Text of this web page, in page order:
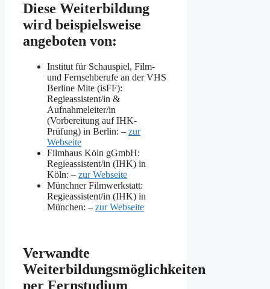
Diese Weiterbildung
wird beispielsweise
angeboten von:
Institut für Schauspiel, Film-
und Fernsehberufe an der VHS
Berline Mite (isFF):
Regieassistent/in &
Aufnahmeleiter/in
(Vorbereitung auf IHK-
Prüfung) in Berlin: – zur
Webseite
Filmhaus Köln gGmbH:
Regieassistent/in (IHK) in
Köln: – zur Webseite
Münchner Filmwerkstatt:
Regieassistent/in (IHK) in
München: – zur Webseite
Verwandte
Weiterbildungsmöglichkeiten
per Fernstudium